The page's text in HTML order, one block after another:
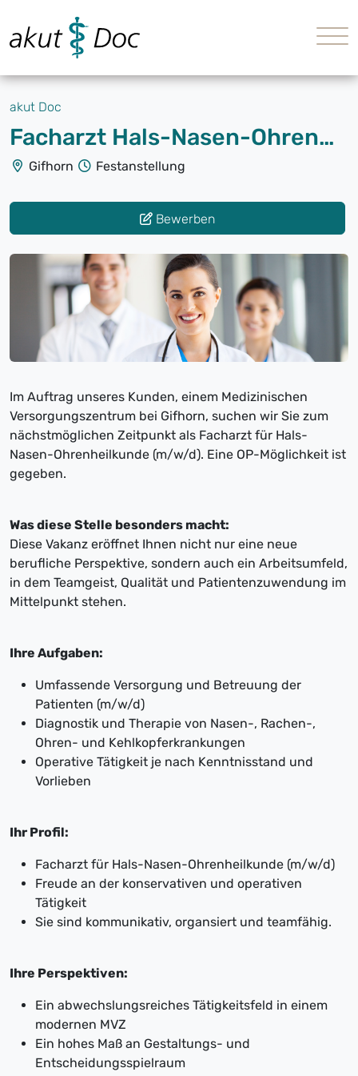
akut Doc
Facharzt Hals-Nasen-Ohrenheilkunde (m/w/d)
Gifhorn Festanstellung
Bewerben
Im Auftrag unseres Kunden, einem Medizinischen
Versorgungszentrum bei Gifhorn, suchen wir Sie zum
nächstmöglichen Zeitpunkt als Facharzt für Hals-
Nasen-Ohrenheilkunde (m/w/d). Eine OP-Möglichkeit ist
gegeben.
Was diese Stelle besonders macht:
Diese Vakanz eröffnet Ihnen nicht nur eine neue
berufliche Perspektive, sondern auch ein Arbeitsumfeld,
in dem Teamgeist, Qualität und Patientenzuwendung im
Mittelpunkt stehen.
Ihre Aufgaben:
Umfassende Versorgung und Betreuung der
Patienten (m/w/d)
Diagnostik und Therapie von Nasen-, Rachen-,
Ohren- und Kehlkopferkrankungen
Operative Tätigkeit je nach Kenntnisstand und
Vorlieben
Ihr Profil:
Facharzt für Hals-Nasen-Ohrenheilkunde (m/w/d)
Freude an der konservativen und operativen
Tätigkeit
Sie sind kommunikativ, organsiert und teamfähig.
Ihre Perspektiven:
Ein abwechslungsreiches Tätigkeitsfeld in einem
modernen MVZ
Ein hohes Maß an Gestaltungs- und
Entscheidungsspielraum